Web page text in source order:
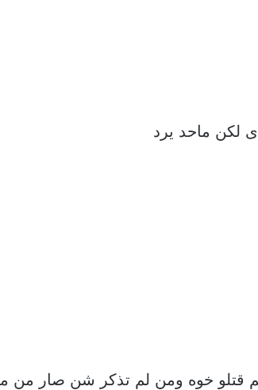
لكن ماحد يرد
قتلو خوه ومن لم تذكر شن صار من